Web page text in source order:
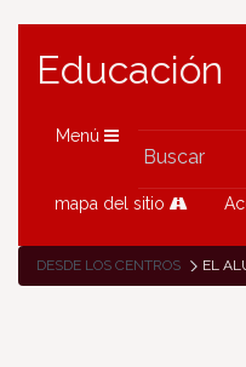
Educación
Menú
mapa del sitio
DESDE LOS CENTROS EL ALUMNADO DE ENSEÑANZA Y ANIMACIÓN DE